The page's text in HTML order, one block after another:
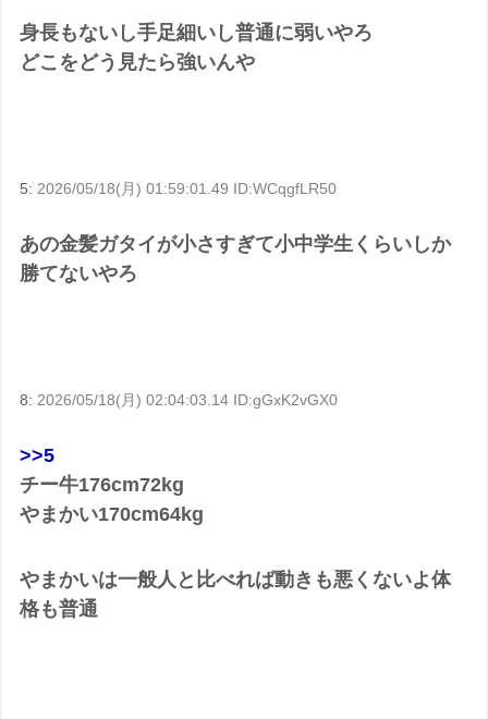
身長もないし手足細いし普通に弱いやろ
どこをどう見たら強いんや
5: 2026/05/18(月) 01:59:01.49 ID:WCqgfLR50
あの金髪ガタイが小さすぎて小中学生くらいしか
勝てないやろ
8:2026/05/18(月) 02:04:03.14 ID:gGxK2vGX0
>>5
チー牛176cm72kg
やまかい170cm64kg
やまかいは一般人と比べれば動きも悪くないよ体
格も普通